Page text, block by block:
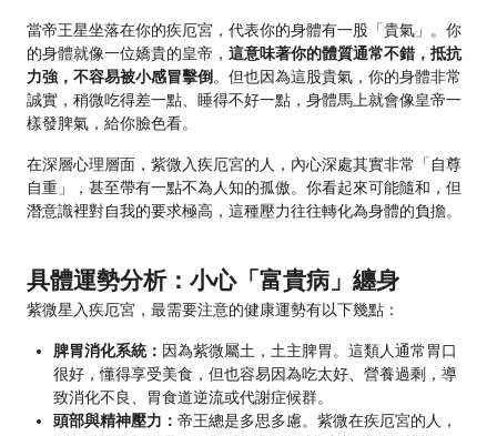
當帝王星坐落在你的疾厄宮，代表你的身體有一股「貴氣」。你
的身體就像一位嬌貴的皇帝， 這意味著你的體質通常不錯，抵抗
力強，不容易被小感冒擊倒 。但也因為這股貴氣，你的身體非常
誠實，稍微吃得差一點、睡得不好一點，身體馬上就會像皇帝一
樣發脾氣，給你臉色看。
在深層心理層面，紫微入疾厄宮的人，內心深處其實非常「自尊
自重」，甚至帶有一點不為人知的孤傲。你看起來可能隨和，但
潛意識裡對自我的要求極高，這種壓力往往轉化為身體的負擔。
具體運勢分析：小心「富貴病」纏身
紫微星入疾厄宮，最需要注意的健康運勢有以下幾點：
脾胃消化系統： 因為紫微屬土，土主脾胃。這類人通常胃口
很好，懂得享受美食，但也容易因為吃太好、營養過剩，導
致消化不良、胃食道逆流或代謝症候群。
頭部與精神壓力： 帝王總是多思多慮。紫微在疾厄宮的人，